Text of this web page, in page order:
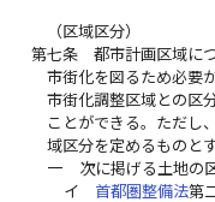
（区域区分）
第七条
都市計画区域に
市街化を図るため必要
市街化調整区域との区
ことができる。ただし
域区分を定めるものとす
一
次に掲げる土地の
イ
首都圏整備法第